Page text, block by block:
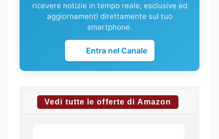
ricevere notizie in tempo reale, esclusive ed
aggiornamenti direttamente sul tuo
smartphone.
Entra nel Canale